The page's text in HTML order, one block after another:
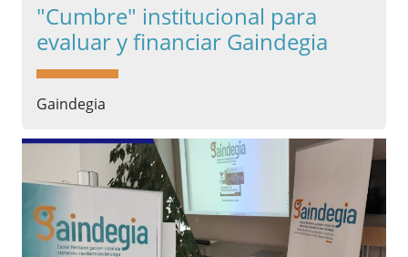
"Cumbre" institucional para
evaluar y financiar Gaindegia
Gaindegia